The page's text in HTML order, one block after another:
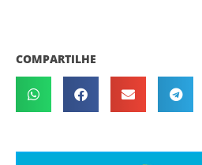
COMPARTILHE